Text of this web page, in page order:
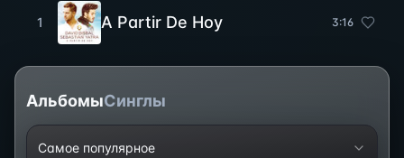
1 A Partir De Hoy 3:16
АльбомыСинглы
Самое популярное